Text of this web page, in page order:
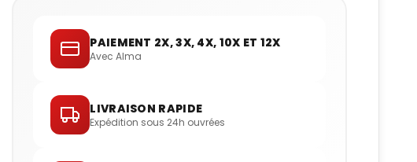
PAIEMENT 2X, 3X, 4X, 10X ET 12X
Avec Alma
LIVRAISON RAPIDE
Expédition sous 24h ouvrées